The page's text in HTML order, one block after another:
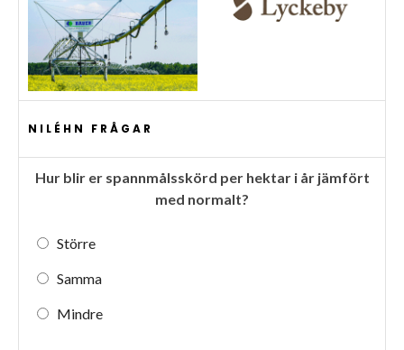
NILÉHN FRÅGAR
Hur blir er spannmålsskörd per hektar i år jämfört
med normalt?
Större
Samma
Mindre